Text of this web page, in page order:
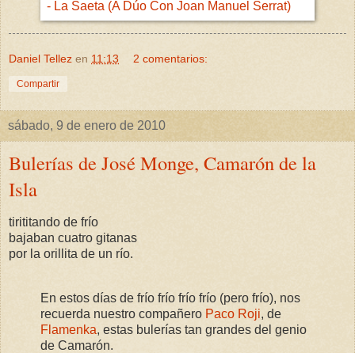
Daniel Tellez en 11:13 2 comentarios:
Compartir
sábado, 9 de enero de 2010
Bulerías de José Monge, Camarón de la
Isla
tirititando de frío
bajaban cuatro gitanas
por la orillita de un río.
En estos días de frío frío frío frío (pero frío), nos
recuerda nuestro compañero Paco Roji, de
Flamenka, estas bulerías tan grandes del genio
de Camarón.